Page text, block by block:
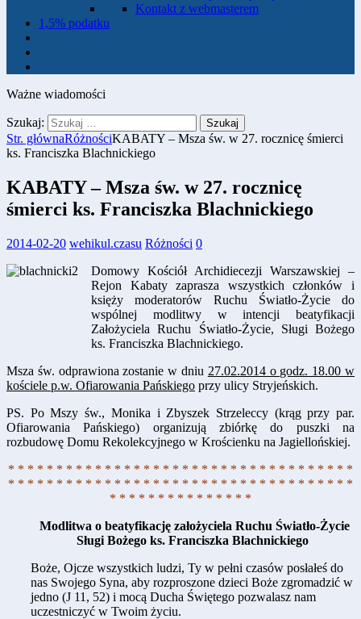
Kontakt z webmasterem
1,5% podatku
Ważne wiadomości
Szukaj:
Str. głównaRóżnościKABATY – Msza św. w 27. rocznicę śmierci
ks. Franciszka Blachnickiego
KABATY – Msza św. w 27. rocznicę
śmierci ks. Franciszka Blachnickiego
2014-02-20 wehikul.czasu Różności 0
Domowy Kościół Archidiecezji Warszawskiej –
Rejon Kabaty zaprasza wszystkich członków i
księży moderatorów Ruchu Światło-Życie do
wspólnej modlitwy w intencji beatyfikacji
Założyciela Ruchu Światło-Życie, Sługi Bożego
ks. Franciszka Blachnickiego.
Msza św. odprawiona zostanie w dniu 27.02.2014 o godz. 18.00 w
kościele p.w. Ofiarowania Pańskiego przy ulicy Stryjeńskich.
PS. Po Mszy św., Monika i Zbyszek Strzeleccy (krąg przy par.
Ofiarowania Pańskiego) organizują zbiórkę do puszki na
rozbudowę Domu Rekolekcyjnego w Krościenku na Jagiellońskiej.
* * * * * * * * * * * * * * * * * * * * * * * * * * * * * * * * * * * *
* * * * * * * * * * * * * * * * * * * * * * * * * * * * * * * * * * * *
* * * * * * * * * * * * * * *
Modlitwa o beatyfikację założyciela Ruchu Światło-Życie
Sługi Bożego ks. Franciszka Blachnickiego
Boże, Ojcze wszystkich ludzi, Ty w pełni czasów posłałeś do
nas Swojego Syna, aby rozproszone dzieci Boże zgromadzić w
jedno (J 11, 52) i mocą Ducha Świętego pozwalasz nam
uczestniczyć w Twoim życiu.